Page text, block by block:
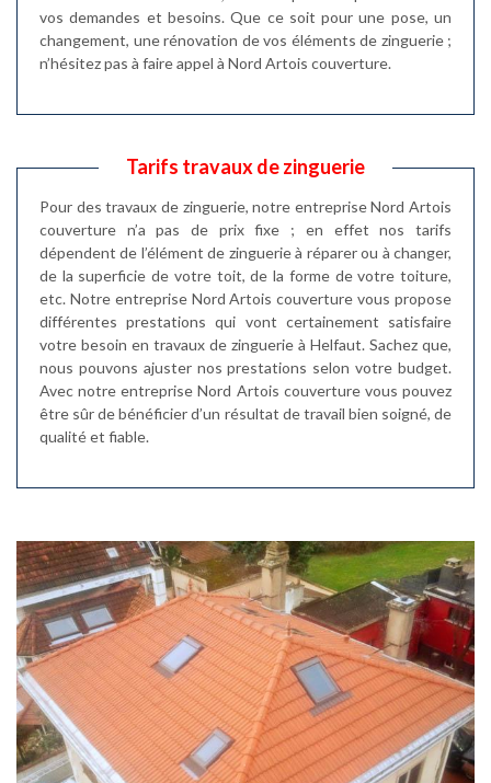
vos demandes et besoins. Que ce soit pour une pose, un
changement, une rénovation de vos éléments de zinguerie ;
n’hésitez pas à faire appel à Nord Artois couverture.
Tarifs travaux de zinguerie
Pour des travaux de zinguerie, notre entreprise Nord Artois
couverture n’a pas de prix fixe ; en effet nos tarifs
dépendent de l’élément de zinguerie à réparer ou à changer,
de la superficie de votre toit, de la forme de votre toiture,
etc. Notre entreprise Nord Artois couverture vous propose
différentes prestations qui vont certainement satisfaire
votre besoin en travaux de zinguerie à Helfaut. Sachez que,
nous pouvons ajuster nos prestations selon votre budget.
Avec notre entreprise Nord Artois couverture vous pouvez
être sûr de bénéficier d’un résultat de travail bien soigné, de
qualité et fiable.